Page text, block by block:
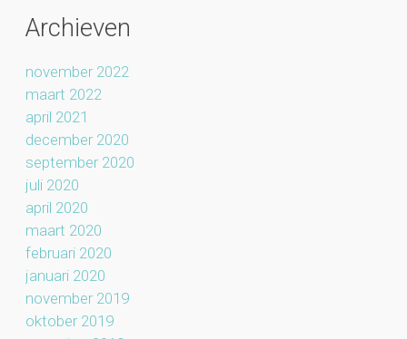
Archieven
november 2022
maart 2022
april 2021
december 2020
september 2020
juli 2020
april 2020
maart 2020
februari 2020
januari 2020
november 2019
oktober 2019